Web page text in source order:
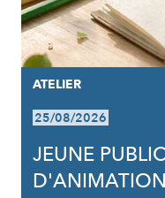
ATELIER
25/08/2026
JEUNE
D'ANIMATION